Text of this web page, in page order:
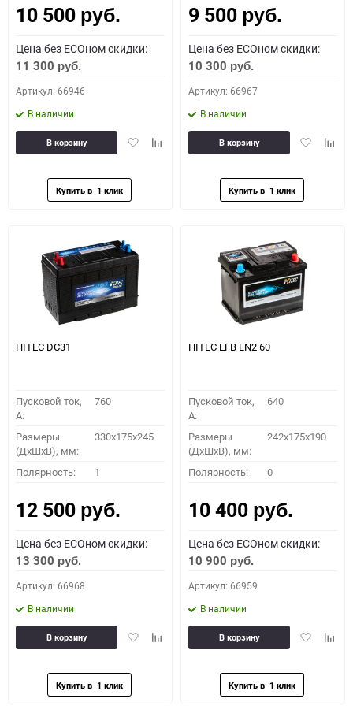
10 500 руб.
Цена без ECOном скидки:
11 300 руб.
Артикул: 66946
В наличии
ДобавитьДобавить
В корзину
9 500 руб.
Цена без ECOном скидки:
10 300 руб.
Артикул: 66967
В наличии
Добавить
В корзину
HITEC DС31
Пусковой ток,
A:
760
Размеры
(ДхШхВ), мм:
330x175x245
Полярность: 1
12 500 руб.
Цена без ECOном скидки:
13 300 руб.
Артикул: 66968
В наличии
ДобавитьДобавить
В корзину
HITEC EFB LN2 60
Пусковой ток,
A:
640
Размеры
(ДхШхВ), мм:
242x175x190
Полярность: 0
10 400 руб.
Цена без ECOном скидки:
10 900 руб.
Артикул: 66959
В наличии
Добавить
В корзину